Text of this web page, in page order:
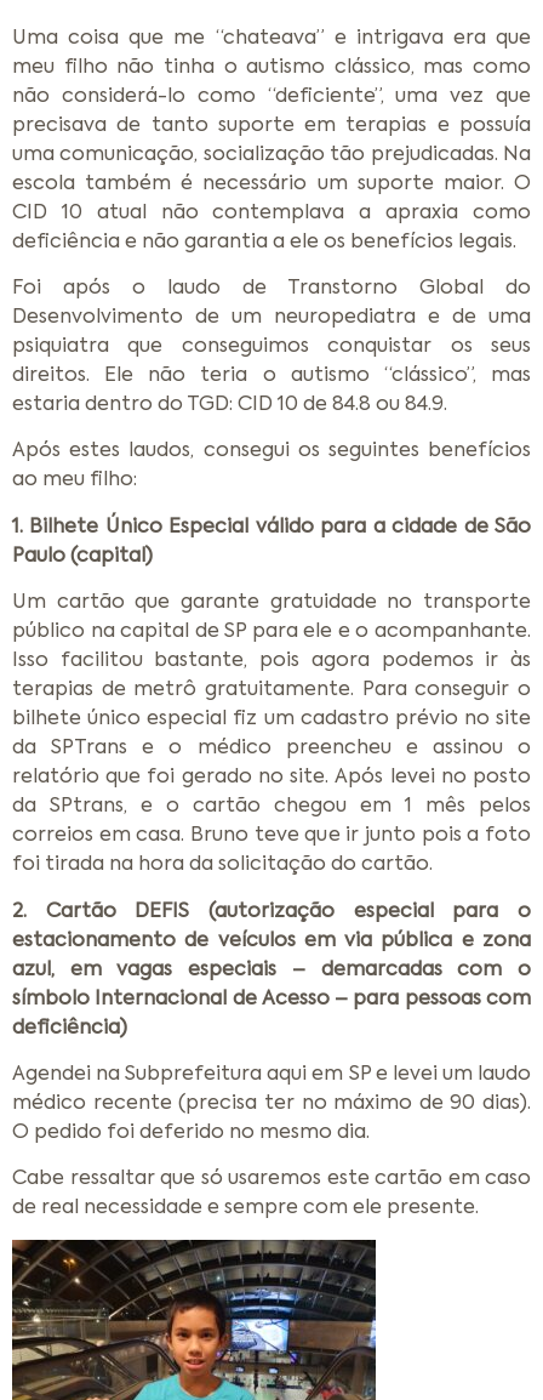
Uma coisa que me “chateava” e intrigava era que
meu filho não tinha o autismo clássico, mas como
não considerá-lo como “deficiente”, uma vez que
precisava de tanto suporte em terapias e possuía
uma comunicação, socialização tão prejudicadas. Na
escola também é necessário um suporte maior. O
CID 10 atual não contemplava a apraxia como
deficiência e não garantia a ele os benefícios legais.
Foi após o laudo de Transtorno Global do
Desenvolvimento de um neuropediatra e de uma
psiquiatra que conseguimos conquistar os seus
direitos. Ele não teria o autismo “clássico”, mas
estaria dentro do TGD: CID 10 de 84.8 ou 84.9.
Após estes laudos, consegui os seguintes benefícios
ao meu filho:
1. Bilhete Único Especial válido para a cidade de São
Paulo (capital)
Um cartão que garante gratuidade no transporte
público na capital de SP para ele e o acompanhante.
Isso facilitou bastante, pois agora podemos ir às
terapias de metrô gratuitamente. Para conseguir o
bilhete único especial fiz um cadastro prévio no site
da SPTrans e o médico preencheu e assinou o
relatório que foi gerado no site. Após levei no posto
da SPtrans, e o cartão chegou em 1 mês pelos
correios em casa. Bruno teve que ir junto pois a foto
foi tirada na hora da solicitação do cartão.
2. Cartão DEFIS (autorização especial para o
estacionamento de veículos em via pública e zona
azul, em vagas especiais – demarcadas com o
símbolo Internacional de Acesso – para pessoas com
deficiência)
Agendei na Subprefeitura aqui em SP e levei um laudo
médico recente (precisa ter no máximo de 90 dias).
O pedido foi deferido no mesmo dia.
Cabe ressaltar que só usaremos este cartão em caso
de real necessidade e sempre com ele presente.